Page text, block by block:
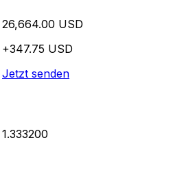
26,664.00 USD
+347.75 USD
Jetzt senden
1.333200